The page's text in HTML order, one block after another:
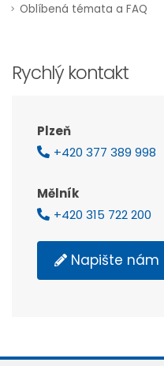
Oblíbená témata a FAQ
Rychlý kontakt
Plzeň
+420 377 389 998
Mělník
+420 315 722 200
Napište nám